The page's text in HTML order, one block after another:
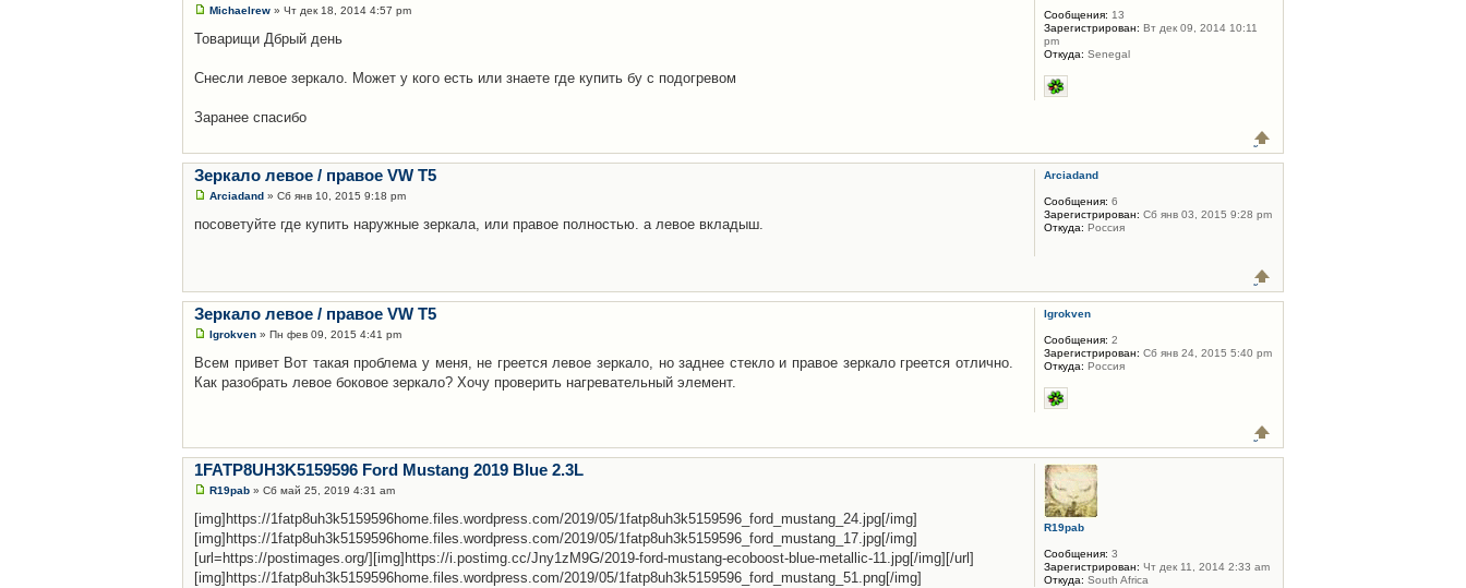
Michaelrew » Чт дек 18, 2014 4:57 pm
Товарищи Дбрый день
Снесли левое зеркало. Может у кого есть или знаете где купить бу с подогревом
Заранее спасибо
Сообщения: 13
Зарегистрирован: Вт дек 09, 2014 10:11
pm
Откуда: Senegal
Зеркало левое / правое VW T5
Arciadand » Сб янв 10, 2015 9:18 pm
посоветуйте где купить наружные зеркала, или правое полностью. а левое вкладыш.
Arciadand
Сообщения: 6
Зарегистрирован: Сб янв 03, 2015 9:28 pm
Откуда: Россия
Зеркало левое / правое VW T5
Igrokven » Пн фев 09, 2015 4:41 pm
Всем привет Вот такая проблема у меня, не греется левое зеркало, но заднее стекло и правое зеркало греется отлично.
Как разобрать левое боковое зеркало? Хочу проверить нагревательный элемент.
Igrokven
Сообщения: 2
Зарегистрирован: Сб янв 24, 2015 5:40 pm
Откуда: Россия
1FATP8UH3K5159596 Ford Mustang 2019 Blue 2.3L
R19pab » Сб май 25, 2019 4:31 am
[img]https://1fatp8uh3k5159596home.files.wordpress.com/2019/05/1fatp8uh3k5159596_ford_mustang_24.jpg[/img]
[img]https://1fatp8uh3k5159596home.files.wordpress.com/2019/05/1fatp8uh3k5159596_ford_mustang_17.jpg[/img]
[url=https://postimages.org/][img]https://i.postimg.cc/Jny1zM9G/2019-ford-mustang-ecoboost-blue-metallic-11.jpg[/img][/url]
[img]https://1fatp8uh3k5159596home.files.wordpress.com/2019/05/1fatp8uh3k5159596_ford_mustang_51.png[/img]
R19pab
Сообщения: 3
Зарегистрирован: Чт дек 11, 2014 2:33 am
Откуда: South Africa